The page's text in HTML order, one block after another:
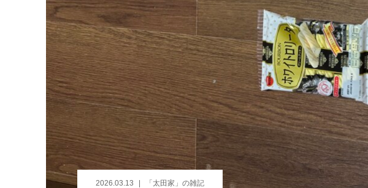
2026.03.13 「太田家」の雑記